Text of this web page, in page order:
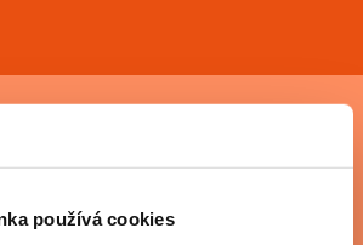
používá cookies
asistenta pomocí